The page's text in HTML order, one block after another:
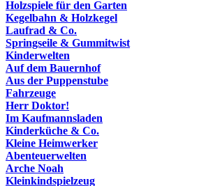
Holzspiele für den Garten
Kegelbahn & Holzkegel
Laufrad & Co.
Springseile & Gummitwist
Kinderwelten
Auf dem Bauernhof
Aus der Puppenstube
Fahrzeuge
Herr Doktor!
Im Kaufmannsladen
Kinderküche & Co.
Kleine Heimwerker
Abenteuerwelten
Arche Noah
Kleinkindspielzeug